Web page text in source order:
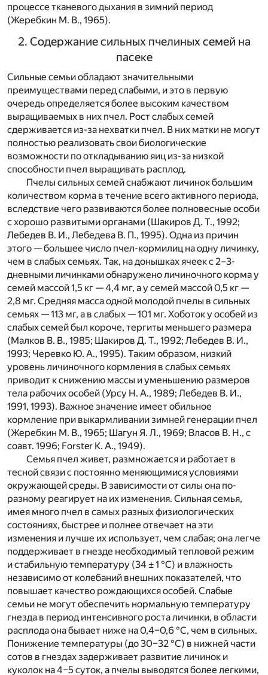
процессе тканевого дыхания в зимний период
(Жеребкин М. В., 1965).
2. Содержание сильных пчелиных семей на
пасеке
Сильные семьи обладают значительными
преимуществами перед слабыми, и это в первую
очередь определяется более высоким качеством
выращиваемых в них пчел. Рост слабых семей
сдерживается из-за нехватки пчел. В них матки не могут
полностью реализовать свои биологические
возможности по откладыванию яиц из-за низкой
способности пчел выращивать расплод.
Пчелы сильных семей снабжают личинок большим
количеством корма в течение всего активного периода,
вследствие чего развиваются более полновесные особи
с хорошо развитыми органами (Шакиров Д. Т., 1992;
Лебедев В. И., Лебедева В. П., 1995). Одна из причин
этого — большее число пчел-кормилиц на одну личинку,
чем в слабых семьях. Так, на донышках ячеек с 2–3-
дневными личинками обнаружено личиночного корма у
семей массой 1,5 кг — 4,4 мг, а у семей массой 0,5 кг —
2,8 мг. Средняя масса одной молодой пчелы в сильных
семьях — 113 мг, а в слабых — 101 мг. Хоботок у особей из
слабых семей был короче, тергиты меньшего размера
(Малков В. В., 1985; Шакиров Д. Т., 1992; Лебедев В. И.,
1993; Черевко Ю. А., 1995). Таким образом, низкий
уровень личиночного кормления в слабых семьях
приводит к снижению массы и уменьшению размеров
тела рабочих особей (Урсу Н. А., 1989; Лебедев В. И.,
1991, 1993). Важное значение имеет обильное
кормление при выкармливании зимней генерации пчел
(Жеребкин М. В., 1965; Шагун Я. Л., 1969; Власов В. Н., с
соавт. 1996; Forster K. A., 1949).
Семья пчел живет, размножается и работает в
тесной связи с постоянно меняющимися условиями
окружающей среды. В зависимости от силы она по-
разному реагирует на их изменения. Сильная семья,
имея много пчел в самых разных физиологических
состояниях, быстрее и полнее отвечает на эти
изменения и лучше их использует, чем слабая; она легче
поддерживает в гнезде необходимый тепловой режим
и стабильную температуру (34 ± 1 °С) и влажность
независимо от колебаний внешних показателей, что
повышает качество рождающихся особей. Слабые
семьи не могут обеспечить нормальную температуру
гнезда в период интенсивного роста личинки, в области
расплода она бывает ниже на 0,4–0,6 °С, чем в сильных.
Понижение температуры (до 30–32 °С) в нижней части
сотов в гнездах задерживает развитие личинок и
куколок на 4–5 суток, а пчелы выводятся более легкими,